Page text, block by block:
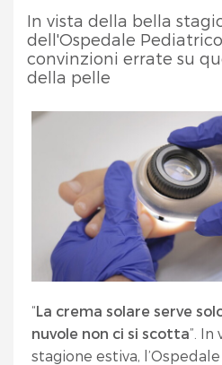
In vista della bella
dell'Ospedale
convinzioni errate su
della pelle
“La crema solare serve
nuvole non ci si scotta”. In
stagione estiva,